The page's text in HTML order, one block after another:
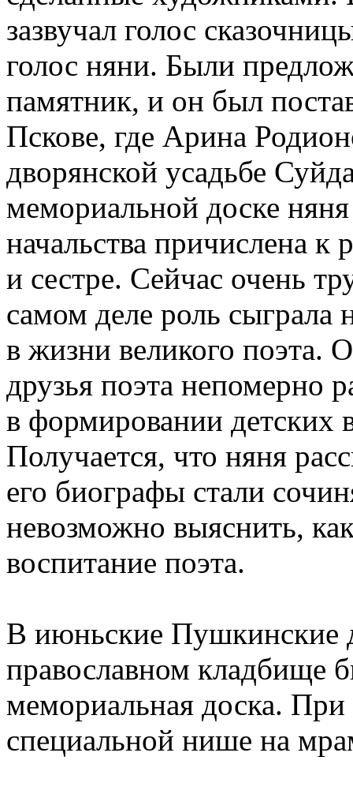
зазвучал голос
голос няни. Были
памятник, и он был
Пскове, где Арина
дворянской усадьбе
мемориальной доске
начальства причислена
и сестре. Сейчас очень
самом деле роль сыграла
в жизни великого поэта.
друзья поэта непомерно
в формировании детских
Получается, что няня
его биографы стали
невозможно выяснить,
воспитание поэта.
В июньские Пушкинские
православном кладбище
мемориальная доска.
специальной нише на